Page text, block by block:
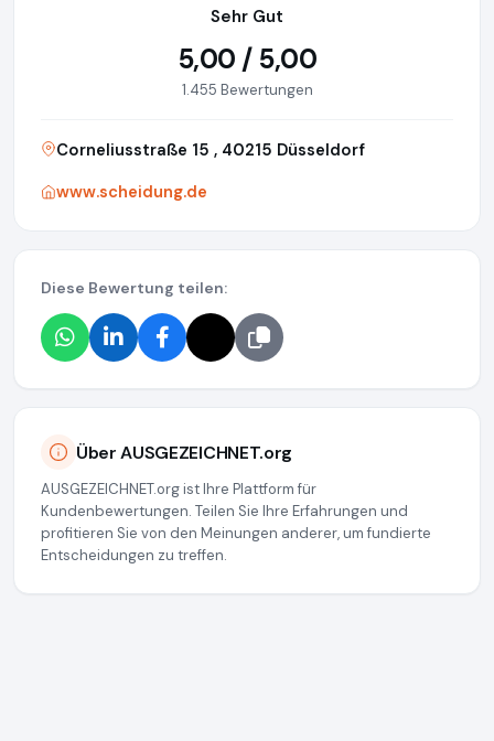
Sehr Gut
5,00 / 5,00
1.455 Bewertungen
Corneliusstraße 15 , 40215 Düsseldorf
www.scheidung.de
Diese Bewertung teilen:
Über AUSGEZEICHNET.org
AUSGEZEICHNET.org ist Ihre Plattform für
Kundenbewertungen. Teilen Sie Ihre Erfahrungen und
profitieren Sie von den Meinungen anderer, um fundierte
Entscheidungen zu treffen.